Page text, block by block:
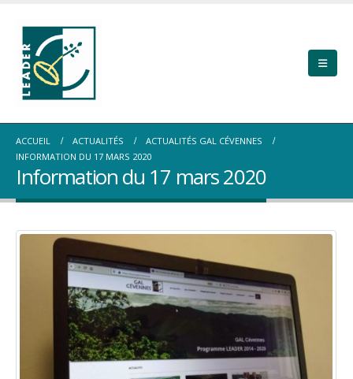
ACCUEIL ACTUALITÉS
ACTUALITÉS GAL CÉVENNES
INFORMATION DU 17 MARS 2020
Information du 17 mars 2020